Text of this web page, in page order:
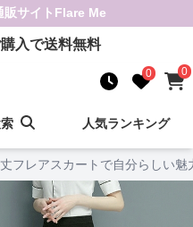
販サイト Flare Me
入で送料無料
0 0
人気ランキング
フレアスカートで自分らしい